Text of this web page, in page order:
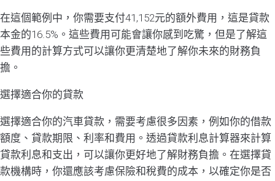
在這個範例中，你需要支付41,152元的額外費用，這是貸款
本金的16.5%。這些費用可能會讓你感到吃驚，但是了解這
些費用的計算方式可以讓你更清楚地了解你未來的財務負
擔。
選擇適合你的貸款
選擇適合你的汽車貸款，需要考慮很多因素，例如你的借款
額度、貸款期限、利率和費用。透過貸款利息計算器來計算
貸款利息和支出，可以讓你更好地了解財務負擔。在選擇貸
款機構時，你還應該考慮保險和稅費的成本，以確定你是否